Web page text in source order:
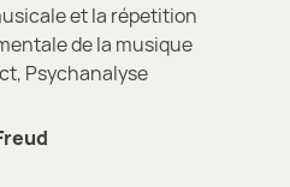
et la répetition
de la musique
Psychanalyse